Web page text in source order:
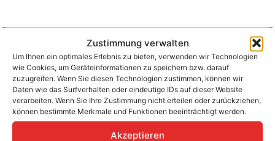
Zustimmung verwalten
Um Ihnen ein optimales Erlebnis zu bieten, verwenden wir Technologien
wie Cookies, um Geräteinformationen zu speichern bzw. darauf
zuzugreifen. Wenn Sie diesen Technologien zustimmen, können wir
Daten wie das Surfverhalten oder eindeutige IDs auf dieser Website
verarbeiten. Wenn Sie Ihre Zustimmung nicht erteilen oder zurückziehen,
können bestimmte Merkmale und Funktionen beeinträchtigt werden.
Akzeptieren
Aufladen zu Hause / am Fahrtziel
Ladeanschluss Type 2
Platzierung
Right Side
– Rear
Ladezeit (0-
>490 Km)
5h15m
Ladegeschwindigkeit36 km/h